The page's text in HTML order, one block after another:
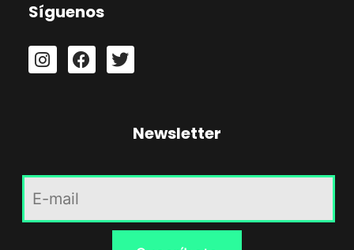
Síguenos
Newsletter